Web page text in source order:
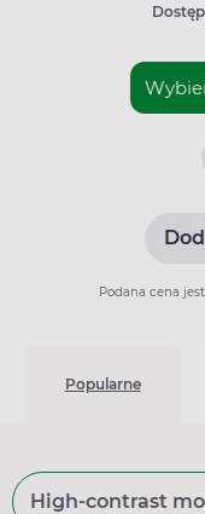
Podana cena
Popularne
High-contrast